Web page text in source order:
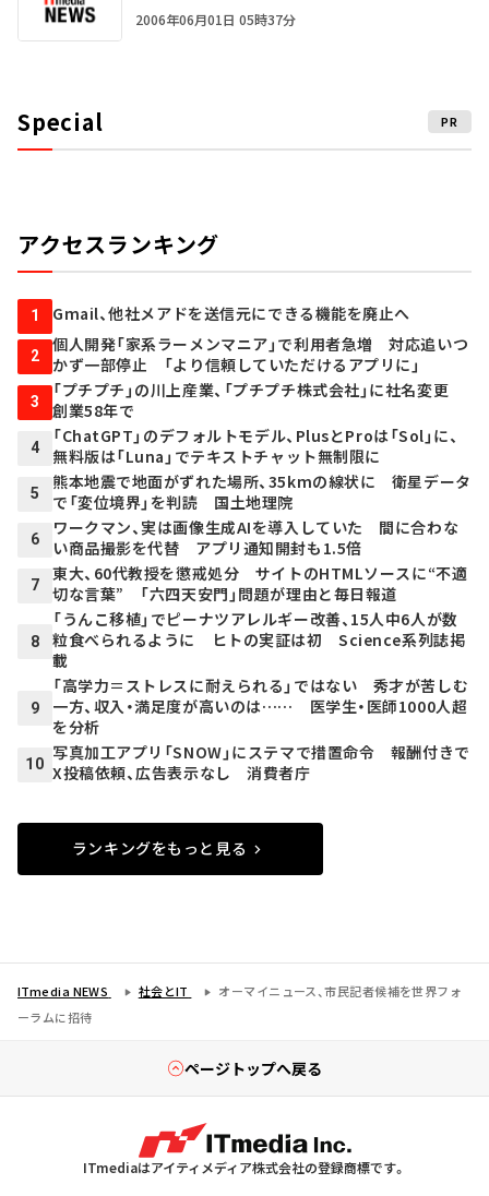
2006年06月01日 05時37分
Special PR
アクセスランキング
1 Gmail、他社メアドを送信元にできる機能を廃止へ
2
個人開発「家系ラーメンマニア」で利用者急増 対応追いつ
かず一部停止 「より信頼していただけるアプリに」
3
「プチプチ」の川上産業、「プチプチ株式会社」に社名変更
創業58年で
4
「ChatGPT」のデフォルトモデル、PlusとProは「Sol」に、
無料版は「Luna」でテキストチャット無制限に
5
熊本地震で地面がずれた場所、35kmの線状に 衛星データ
で「変位境界」を判読 国土地理院
6
ワークマン、実は画像生成AIを導入していた 間に合わな
い商品撮影を代替 アプリ通知開封も1.5倍
7
東大、60代教授を懲戒処分 サイトのHTMLソースに“不適
切な言葉” 「六四天安門」問題が理由と毎日報道
8
「うんこ移植」でピーナツアレルギー改善、15人中6人が数
粒食べられるように ヒトの実証は初 Science系列誌掲
載
9
「高学力＝ストレスに耐えられる」ではない 秀才が苦しむ
一方、収入・満足度が高いのは…… 医学生・医師1000人超
を分析
10
写真加工アプリ「SNOW」にステマで措置命令 報酬付きで
X投稿依頼、広告表示なし 消費者庁
ランキングをもっと見る
ITmedia NEWS 社会とIT
オーマイニュース、市民記者候補を世界フォ
ーラムに招待
ページトップへ戻る
ITmediaはアイティメディア株式会社の登録商標です。